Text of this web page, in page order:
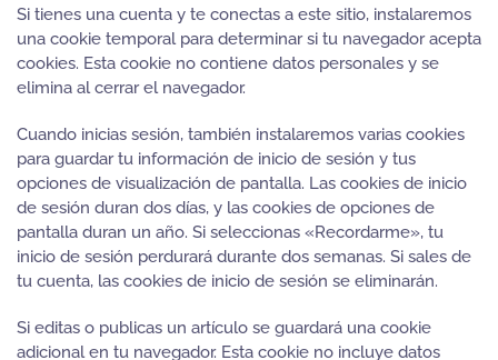
Si tienes una cuenta y te conectas a este sitio, instalaremos
una cookie temporal para determinar si tu navegador acepta
cookies. Esta cookie no contiene datos personales y se
elimina al cerrar el navegador.
Cuando inicias sesión, también instalaremos varias cookies
para guardar tu información de inicio de sesión y tus
opciones de visualización de pantalla. Las cookies de inicio
de sesión duran dos días, y las cookies de opciones de
pantalla duran un año. Si seleccionas «Recordarme», tu
inicio de sesión perdurará durante dos semanas. Si sales de
tu cuenta, las cookies de inicio de sesión se eliminarán.
Si editas o publicas un artículo se guardará una cookie
adicional en tu navegador. Esta cookie no incluye datos